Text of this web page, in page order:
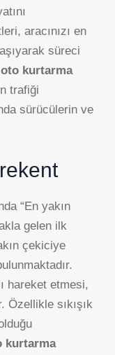
aracınızı en
süreci
kurtarma
trafiği
sürücülerin ve
“En yakın
gelen ilk
çekiciye
hareket etmesi,
sıkışık
kurtarma